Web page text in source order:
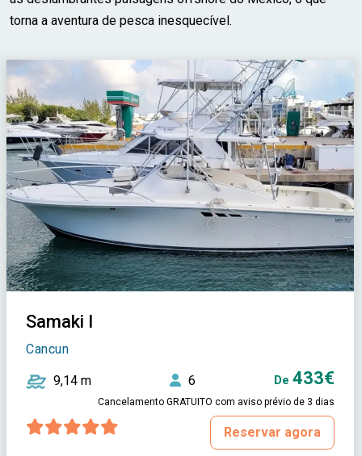
torna a aventura de pesca inesquecível.
Samaki I
Cancun
9,14 m 6 De 433€
Cancelamento GRATUITO com aviso prévio de 3 dias
Reservar agora